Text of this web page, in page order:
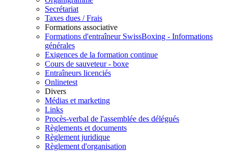
Secrétariat
Taxes dues / Frais
Formations associative
Formations d'entraîneur SwissBoxing - Informations
générales
Exigences de la formation continue
Cours de sauveteur - boxe
Entraîneurs licenciés
Onlinetest
Divers
Médias et marketing
Links
Procès-verbal de l'assemblée des délégués
Règlements et documents
Règlement juridique
Règlement d'organisation